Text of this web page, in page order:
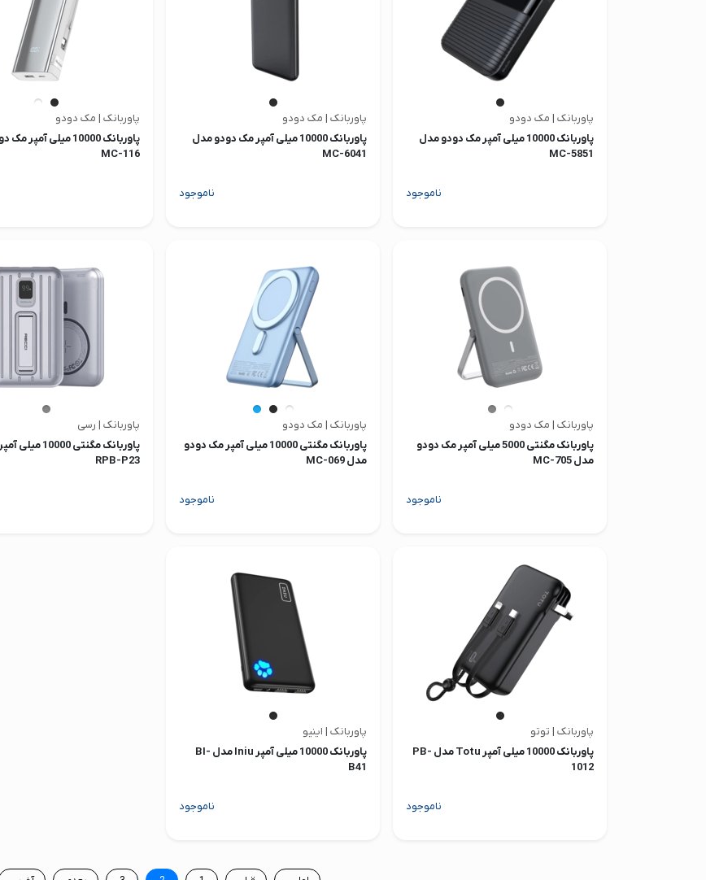
پاوربانک | مک دودو
پاوربانک 10000 میلی آمپر مک دودو مدل
MC-5851
ناموجود
پاوربانک | مک دودو
پاوربانک 10000 میلی آمپر مک دودو مدل
MC-6041
ناموجود
پاوربانک | مک دودو
پاوربانک 10000 میلی
MC-116
پاوربانک | مک دودو
پاوربانک مگنتی 5000 میلی آمپر مک دودو
مدل MC-705
ناموجود
پاوربانک | مک دودو
پاوربانک مگنتی 10000 میلی آمپر مک دودو
مدل MC-069
ناموجود
پاوربانک | رسی
پاوربانک مگنتی
RPB-P23
پاوربانک | توتو
پاوربانک 10000 میلی آمپر Totu مدل PB-
1012
ناموجود
پاوربانک | اینیو
پاوربانک 10000 میلی آمپر Iniu مدل BI-
B41
ناموجود